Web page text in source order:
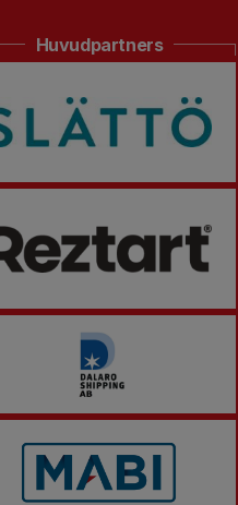
Huvudpartners